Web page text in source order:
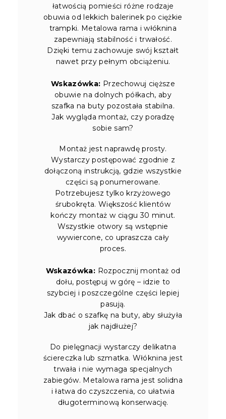
łatwością pomieści różne rodzaje
obuwia od lekkich balerinek po ciężkie
trampki. Metalowa rama i włóknina
zapewniają stabilność i trwałość.
Dzięki temu zachowuje swój kształt
nawet przy pełnym obciążeniu.
Wskazówka: Przechowuj cięższe
obuwie na dolnych półkach, aby
szafka na buty pozostała stabilna.
Jak wygląda montaż, czy poradzę
sobie sam?
Montaż jest naprawdę prosty.
Wystarczy postępować zgodnie z
dołączoną instrukcją, gdzie wszystkie
części są ponumerowane.
Potrzebujesz tylko krzyżowego
śrubokręta. Większość klientów
kończy montaż w ciągu 30 minut.
Wszystkie otwory są wstępnie
wywiercone, co upraszcza cały
proces.
Wskazówka: Rozpocznij montaż od
dołu, postępuj w górę – idzie to
szybciej i poszczególne części lepiej
pasują.
Jak dbać o szafkę na buty, aby służyła
jak najdłużej?
Do pielęgnacji wystarczy delikatna
ściereczka lub szmatka. Włóknina jest
trwała i nie wymaga specjalnych
zabiegów. Metalowa rama jest solidna
i łatwa do czyszczenia, co ułatwia
długoterminową konserwację.